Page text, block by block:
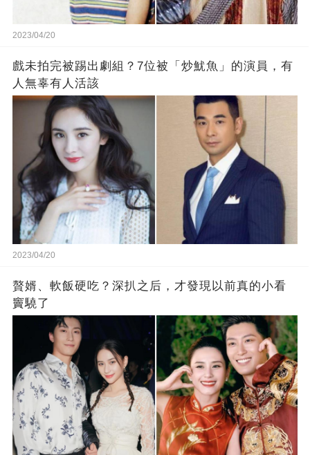
2023/04/20
戲未拍完被踢出劇組？7位被「炒魷魚」的演員，有
人無辜有人活該
2023/04/20
贅婿、軟飯硬吃？深扒之后，才發現以前真的小看
竇驍了